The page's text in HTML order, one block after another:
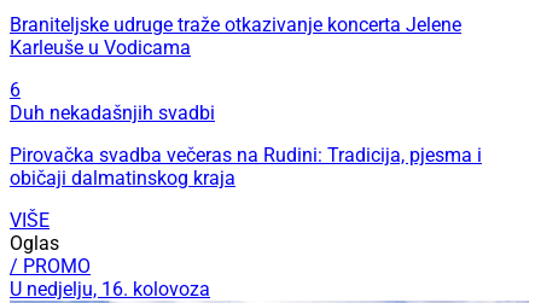
Braniteljske udruge traže otkazivanje koncerta Jelene
Karleuše u Vodicama
6
Duh nekadašnjih svadbi
Pirovačka svadba večeras na Rudini: Tradicija, pjesma i
običaji dalmatinskog kraja
VIŠE
Oglas
/ PROMO
U nedjelju, 16. kolovoza